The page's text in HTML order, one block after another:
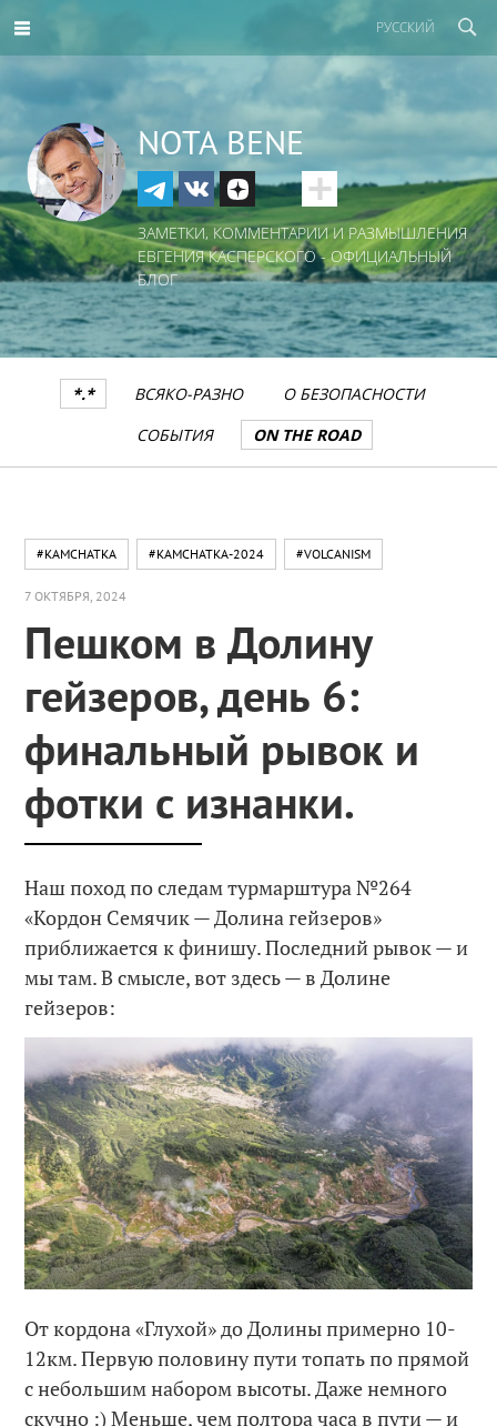
РУССКИЙ
NOTA BENE
ЗАМЕТКИ, КОММЕНТАРИИ И РАЗМЫШЛЕНИЯ
ЕВГЕНИЯ КАСПЕРСКОГО - ОФИЦИАЛЬНЫЙ
БЛОГ
*.* ВСЯКО-РАЗНО
О БЕЗОПАСНОСТИ
СОБЫТИЯ
ON THE ROAD
#KAMCHATKA #KAMCHATKA-2024 #VOLCANISM
7 ОКТЯБРЯ, 2024
Пешком в Долину
гейзеров, день 6:
финальный рывок и
фотки с изнанки.
Наш поход по следам турмарштура №264
«Кордон Семячик — Долина гейзеров»
приближается к финишу. Последний рывок — и
мы там. В смысле, вот здесь — в Долине
гейзеров:
От кордона «Глухой» до Долины примерно 10-
12км. Первую половину пути топать по прямой
с небольшим набором высоты. Даже немного
скучно :) Меньше, чем полтора часа в пути — и